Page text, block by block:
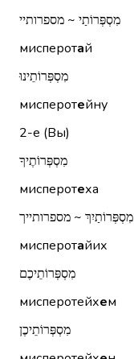
מִסְפְּרוֹתַי ~ מספרותיי
мисперотай
מִסְפְּרוֹתֵינוּ
мисперотейну
2-е (Вы)
מִסְפְּרוֹתֶיךָ
мисперотеха
מִסְפְּרוֹתַיִךְ ~ מספרותייך
мисперотайих
מִסְפְּרוֹתֵיכֶם
мисперотейхем
מִסְפְּרוֹתֵיכֶן